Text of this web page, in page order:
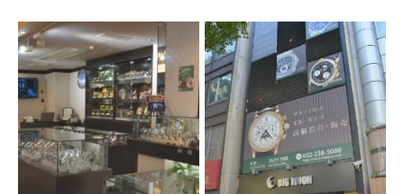
D. DORNBLÜTH&SOH
N
D.ドルンブルート＆ゾー
ン
DAMASKO
ダマスコ
DANIEL ROTH
ダニエル・ロート
DAVOSA
ダボサ
DUBEY&SCHALDENBR
AND
ダービー&シャルデンブラ
E.C.W
ヨーロピアン・カンパニ
ー・ウォッチ